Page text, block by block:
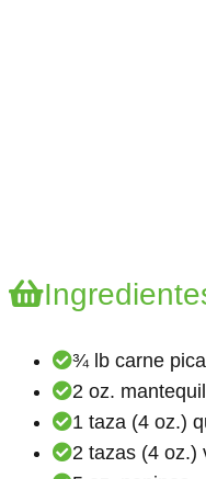
¾ lb carne
2 oz.
1 taza (4 oz.)
2 tazas (4 oz.)